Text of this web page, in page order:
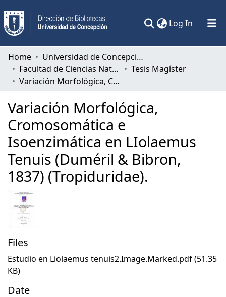
Log In (current)
Communities & Collections
All of DSpace
Home
Universidad de Concepción
Facultad de Ciencias Naturales y Oceanográficas
Tesis Magíster
Variación Morfológica, Cromosomática e Isoenzimática en LIolaemus Tenuis (Duméril & Bibron, 1837) (Tropiduridae).
Variación Morfológica,
Cromosomática e
Isoenzimática en LIolaemus
Tenuis (Duméril & Bibron,
1837) (Tropiduridae).
Files
Estudio en Liolaemus tenuis2.Image.Marked.pdf(51.35
KB)
Date